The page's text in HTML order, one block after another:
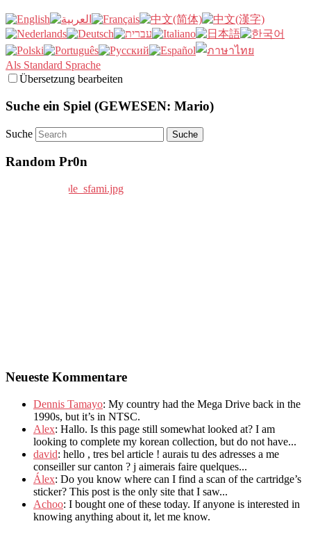
Als Standard Sprache
Übersetzung bearbeiten
Suche ein Spiel (GEWESEN: Mario)
Suche
Random Pr0n
Neueste Kommentare
Dennis Tamayo: My country had the Mega Drive back in the
1990s, but it’s in NTSC.
Alex: Hallo. Is this page still somewhat looked at? I am
looking to complete my korean collection, but do not have...
david: hello , tres bel article ! aurais tu des adresses a me
conseiller sur canton ? j aimerais faire quelques...
Álex: Do you know where can I find a scan of the cartridge’s
sticker? This post is the only site that I saw...
Achoo: I bought one of these today. If anyone is interested in
knowing anything about it, let me know.